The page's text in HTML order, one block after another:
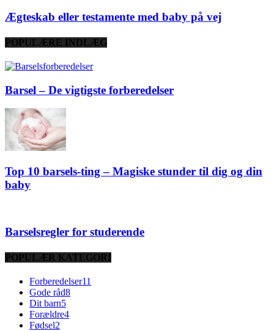
Ægteskab eller testamente med baby på vej
POPULÆRE INDLÆG
Barsel – De vigtigste forberedelser
Top 10 barsels-ting – Magiske stunder til dig og din
baby
Barselsregler for studerende
POPULÆR KATEGORI
Forberedelser11
Gode råd8
Dit barn5
Forældre4
Fødsel2